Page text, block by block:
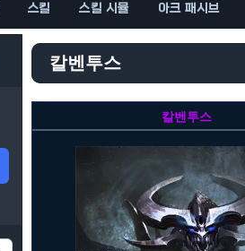
스킬 스킬 시뮬 아크 패시브
칼벤투스
칼벤투스